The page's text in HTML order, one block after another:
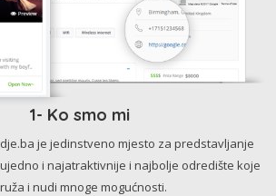
1- Ko smo mi
je jedinstveno mjesto za predstavljanje
i najatraktivnije i najbolje odredište koje
i nudi mnoge mogućnosti.